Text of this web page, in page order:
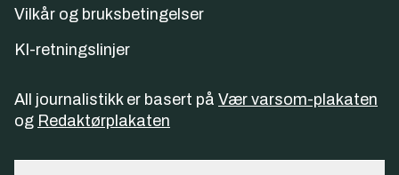
Vilkår og bruksbetingelser
KI-retningslinjer
All journalistikk er basert på Vær varsom-plakaten
og Redaktørplakaten